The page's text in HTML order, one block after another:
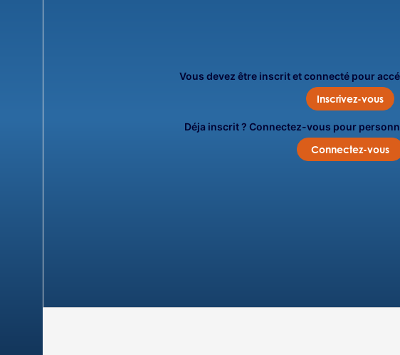
Vous devez être inscrit et connecté pour
Inscrivez-vous
Déja inscrit ? Connectez-vous pour
Connectez-vous